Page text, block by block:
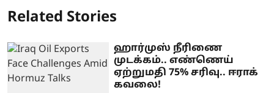
Related Stories
ஹார்முஸ் நீரிணை
முடக்கம்.. எண்ணெய்
ஏற்றுமதி 75% சரிவு.. ஈராக்
கவலை!